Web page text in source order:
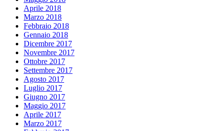
Aprile 2018
Marzo 2018
Febbraio 2018
Gennaio 2018
Dicembre 2017
Novembre 2017
Ottobre 2017
Settembre 2017
Agosto 2017
Luglio 2017
Giugno 2017
Maggio 2017
Aprile 2017
Marzo 2017